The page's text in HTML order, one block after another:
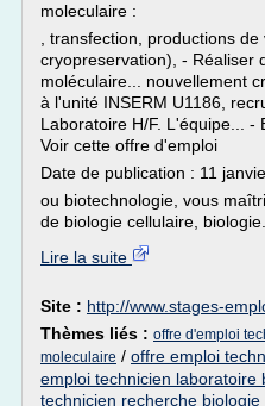
moleculaire :
, transfection, productions
cryopreservation), - Réaliser
moléculaire... nouvellement
à l'unité INSERM U1186,
Laboratoire H/F. L'équipe... -
Voir cette offre d'emploi
Date de publication : 11
ou biotechnologie, vous
de biologie cellulaire, biologie...
Lire la suite
Site : http://www.stages-
Thèmes liés : offre d'emploi
moleculaire / offre emploi
emploi technicien laboratoire
technicien recherche